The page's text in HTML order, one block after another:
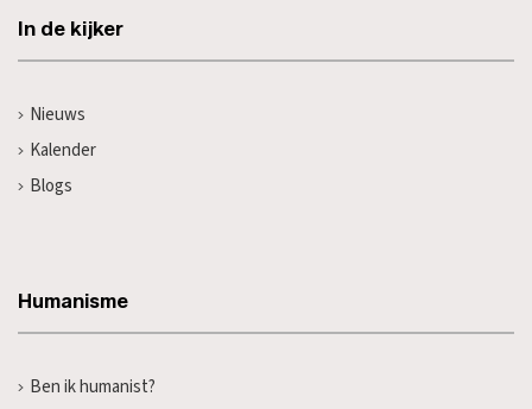
In de kijker
Nieuws
Kalender
Blogs
Humanisme
Ben ik humanist?